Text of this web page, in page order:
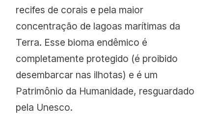
recifes de corais e pela maior
concentração de lagoas marítimas da
Terra. Esse bioma endêmico é
completamente protegido (é proibido
desembarcar nas ilhotas) e é um
Patrimônio da Humanidade, resguardado
pela Unesco.